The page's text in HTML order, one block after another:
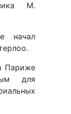
М.
начал
Париже
для